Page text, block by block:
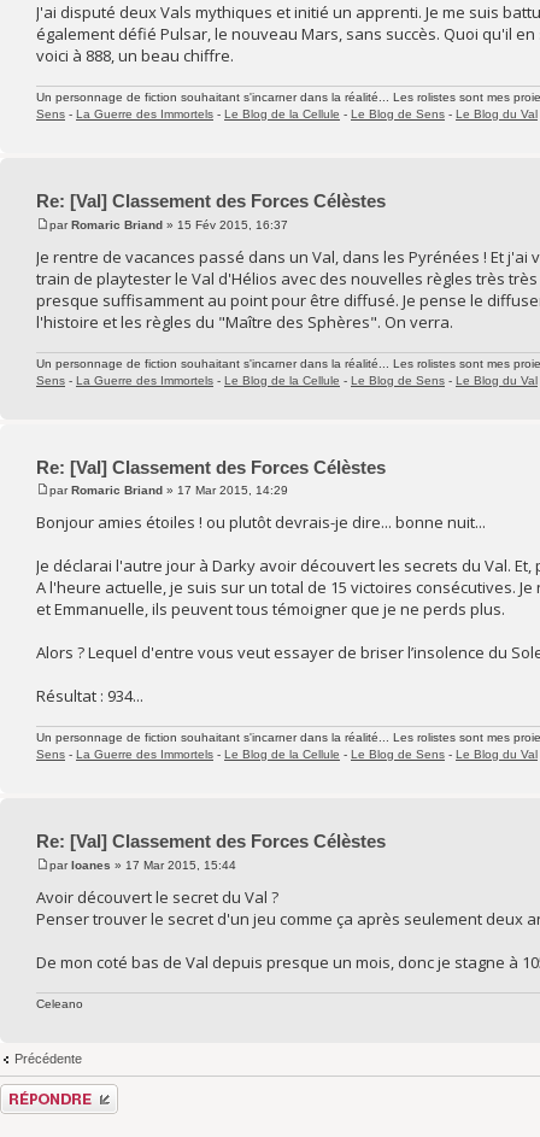
J'ai disputé deux Vals mythiques et initié un apprenti. Je me suis
également défié Pulsar, le nouveau Mars, sans succès. Quoi qu'il
voici à 888, un beau chiffre.
Un personnage de fiction souhaitant s'incarner dans la réalité... Les rolistes sont mes
Sens - La Guerre des Immortels - Le Blog de la Cellule - Le Blog de Sens - Le Blog du Val
Re: [Val] Classement des Forces Célèstes
parRomaric Briand » 15 Fév 2015, 16:37
Je rentre de vacances passé dans un Val, dans les Pyrénées ! Et
train de playtester le Val d'Hélios avec des nouvelles règles très
presque suffisamment au point pour être diffusé. Je pense le
l'histoire et les règles du "Maître des Sphères". On verra.
Un personnage de fiction souhaitant s'incarner dans la réalité... Les rolistes sont mes
Sens - La Guerre des Immortels - Le Blog de la Cellule - Le Blog de Sens - Le Blog du Val
Re: [Val] Classement des Forces Célèstes
parRomaric Briand » 17 Mar 2015, 14:29
Bonjour amies étoiles ! ou plutôt devrais-je dire... bonne nuit...
Je déclarai l'autre jour à Darky avoir découvert les secrets du Val.
A l'heure actuelle, je suis sur un total de 15 victoires consécutives.
et Emmanuelle, ils peuvent tous témoigner que je ne perds plus.
Alors ? Lequel d'entre vous veut essayer de briser l’insolence du
Résultat : 934...
Un personnage de fiction souhaitant s'incarner dans la réalité... Les rolistes sont mes
Sens - La Guerre des Immortels - Le Blog de la Cellule - Le Blog de Sens - Le Blog du Val
Re: [Val] Classement des Forces Célèstes
parIoanes » 17 Mar 2015, 15:44
Avoir découvert le secret du Val ?
Penser trouver le secret d'un jeu comme ça après seulement deux
De mon coté bas de Val depuis presque un mois, donc je stagne à
Celeano
Précédente
Répondre